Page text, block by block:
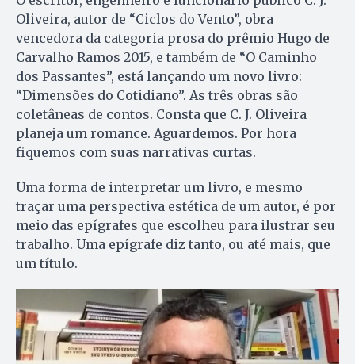
Oliveira, autor de “Ciclos do Vento”, obra
vencedora da categoria prosa do prêmio Hugo de
Carvalho Ramos 2015, e também de “O Caminho
dos Passantes”, está lançando um novo livro:
“Dimensões do Cotidiano”. As três obras são
coletâneas de contos. Consta que C. J. Oliveira
planeja um romance. Aguardemos. Por hora
fiquemos com suas narrativas curtas.
Uma forma de interpretar um livro, e mesmo
traçar uma perspectiva estética de um autor, é por
meio das epígrafes que escolheu para ilustrar seu
trabalho. Uma epígrafe diz tanto, ou até mais, que
um título.